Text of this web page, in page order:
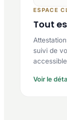
ESPACE
Tout
suivi de
Voir le